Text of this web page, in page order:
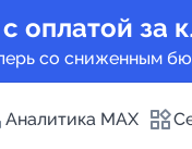
оплатой за
со сниженным
Аналитика MAX